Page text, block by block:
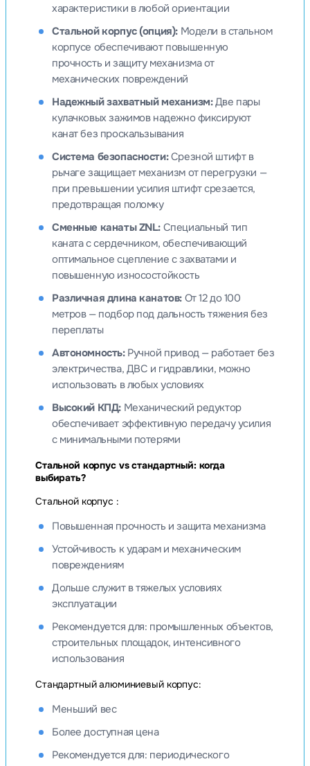
характеристики в любой ориентации
Стальной корпус (опция):Модели в стальном
корпусе обеспечивают повышенную
прочность и защиту механизма от
механических повреждений
Надежный захватный механизм:Две пары
кулачковых зажимов надежно фиксируют
канат без проскальзывания
Система безопасности:Срезной штифт в
рычаге защищает механизм от перегрузки —
при превышении усилия штифт срезается,
предотвращая поломку
Сменные канаты ZNL: Специальный тип
каната с сердечником, обеспечивающий
оптимальное сцепление с захватами и
повышенную износостойкость
Различная длина канатов:От 12 до 100
метров — подбор под дальность тяжения без
переплаты
Автономность:Ручной привод — работает без
электричества, ДВС и гидравлики, можно
использовать в любых условиях
Высокий КПД:Механический редуктор
обеспечивает эффективную передачу усилия
с минимальными потерями
Стальной корпус vs стандартный: когда
выбирать?
Стальной корпус :
Повышенная прочность и защита механизма
Устойчивость к ударам и механическим
повреждениям
Дольше служит в тяжелых условиях
эксплуатации
Рекомендуется для: промышленных объектов,
строительных площадок, интенсивного
использования
Стандартный алюминиевый корпус:
Меньший вес
Более доступная цена
Рекомендуется для: периодического